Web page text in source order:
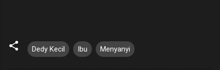
Dedy Kecil Ibu Menyanyi